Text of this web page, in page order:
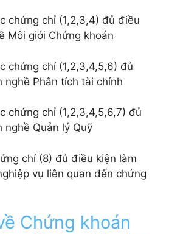
chứng chỉ (1,2,3,4) đủ điều
Môi giới Chứng khoán
chứng chỉ (1,2,3,4,5,6) đủ
nghề Phân tích tài chính
chứng chỉ (1,2,3,4,5,6,7) đủ
nghề Quản lý Quỹ
chỉ (8) đủ điều kiện làm
vụ liên quan đến chứng
Chứng khoán